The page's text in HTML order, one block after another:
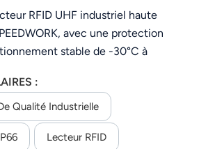
แบบไทย
Indonesia
norsk
RFID UHF industriel haute
avec une protection
stable de -30°C à
charge le protocole ISO18000-6C,
MHz, la puissance RF réglable de 13
de lecture maximale de 3 m et
sec.Il offre une communication
:
Qualité Industrielle
Lecteur RFID